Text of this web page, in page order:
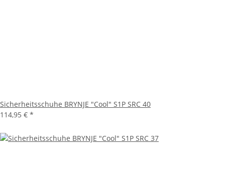
Sicherheitsschuhe BRYNJE "Cool" S1P SRC 40
114,95 € *